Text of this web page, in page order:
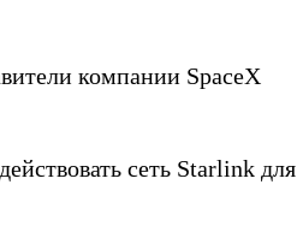
компании SpaceX
сеть Starlink для